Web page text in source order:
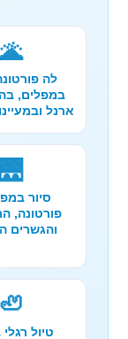
🌋
לה
במפלים,
ארנל
🌉
סיור
פורטונה,
והגשרים
🦥
טיול